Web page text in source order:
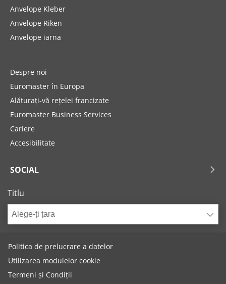
Anvelope Kleber
Anvelope Riken
Anvelope iarna
Despre noi
Euromaster în Europa
Alăturați-vă rețelei francizate
Euromaster Business Services
Cariere
Accesibilitate
SOCIAL
Titlu
Alege-ți țara
Politica de prelucrare a datelor
Utilizarea modulelor cookie
Termeni și Condiții